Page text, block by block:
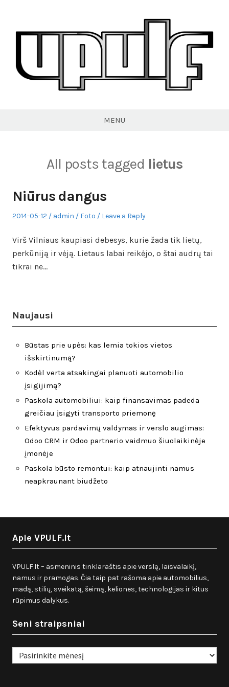
content
MENU
All posts tagged lietus
Niūrus dangus
Posted
2014-05-12 Author
admin
Posted
Foto Leave a Reply
Virš Vilniaus kaupiasi debesys, kurie žada tik lietų,
perkūniją ir vėją. Lietaus labai reikėjo, o štai audrų tai
tikrai ne…
Naujausi
Būstas prie upės: kas lemia tokios vietos
išskirtinumą?
Kodėl verta atsakingai planuoti automobilio
įsigijimą?
Paskola automobiliui: kaip finansavimas padeda
greičiau įsigyti transporto priemonę
Efektyvus pardavimų valdymas ir verslo augimas:
Odoo CRM ir Odoo partnerio vaidmuo šiuolaikinėje
įmonėje
Paskola būsto remontui: kaip atnaujinti namus
neapkraunant biudžeto
Apie VPULF.lt
VPULF.lt – asmeninis tinklaraštis apie verslą, laisvalaikį,
namus ir pramogas. Čia taip pat rašoma apie automobilius,
madą, stilių, sveikatą, šeimą, keliones, technologijas ir kitus
rūpimus dalykus.
Seni straipsniai
Seni
straipsniai